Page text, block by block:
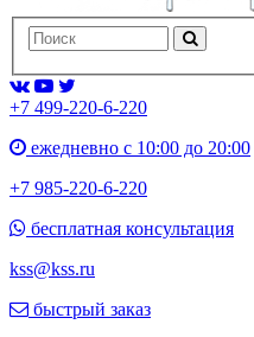
+7 499-220-6-220
ежедневно с 10:00 до 20:00
+7 985-220-6-220
бесплатная консультация
kss@kss.ru
быстрый заказ